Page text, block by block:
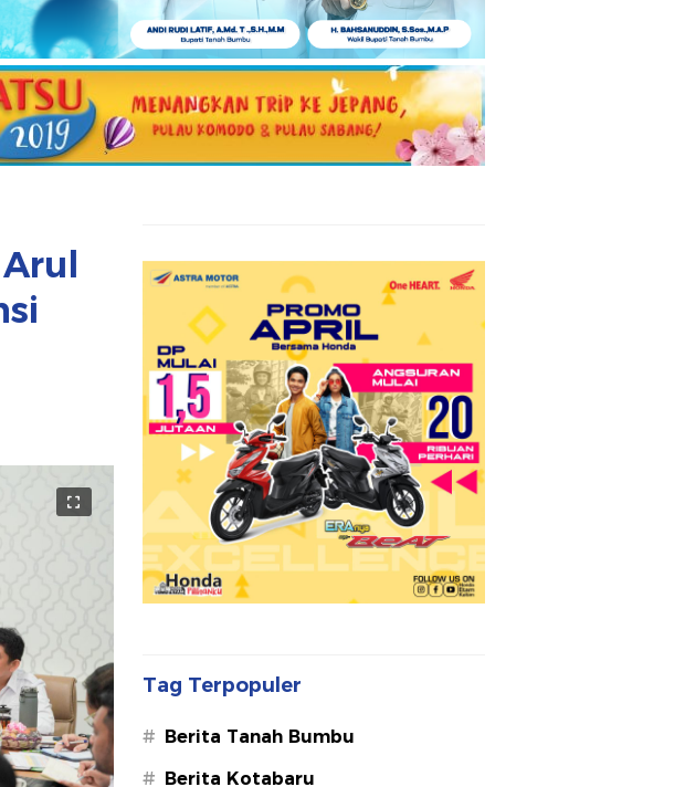
Tag Terpopuler
# Berita Tanah Bumbu
# Berita Kotabaru